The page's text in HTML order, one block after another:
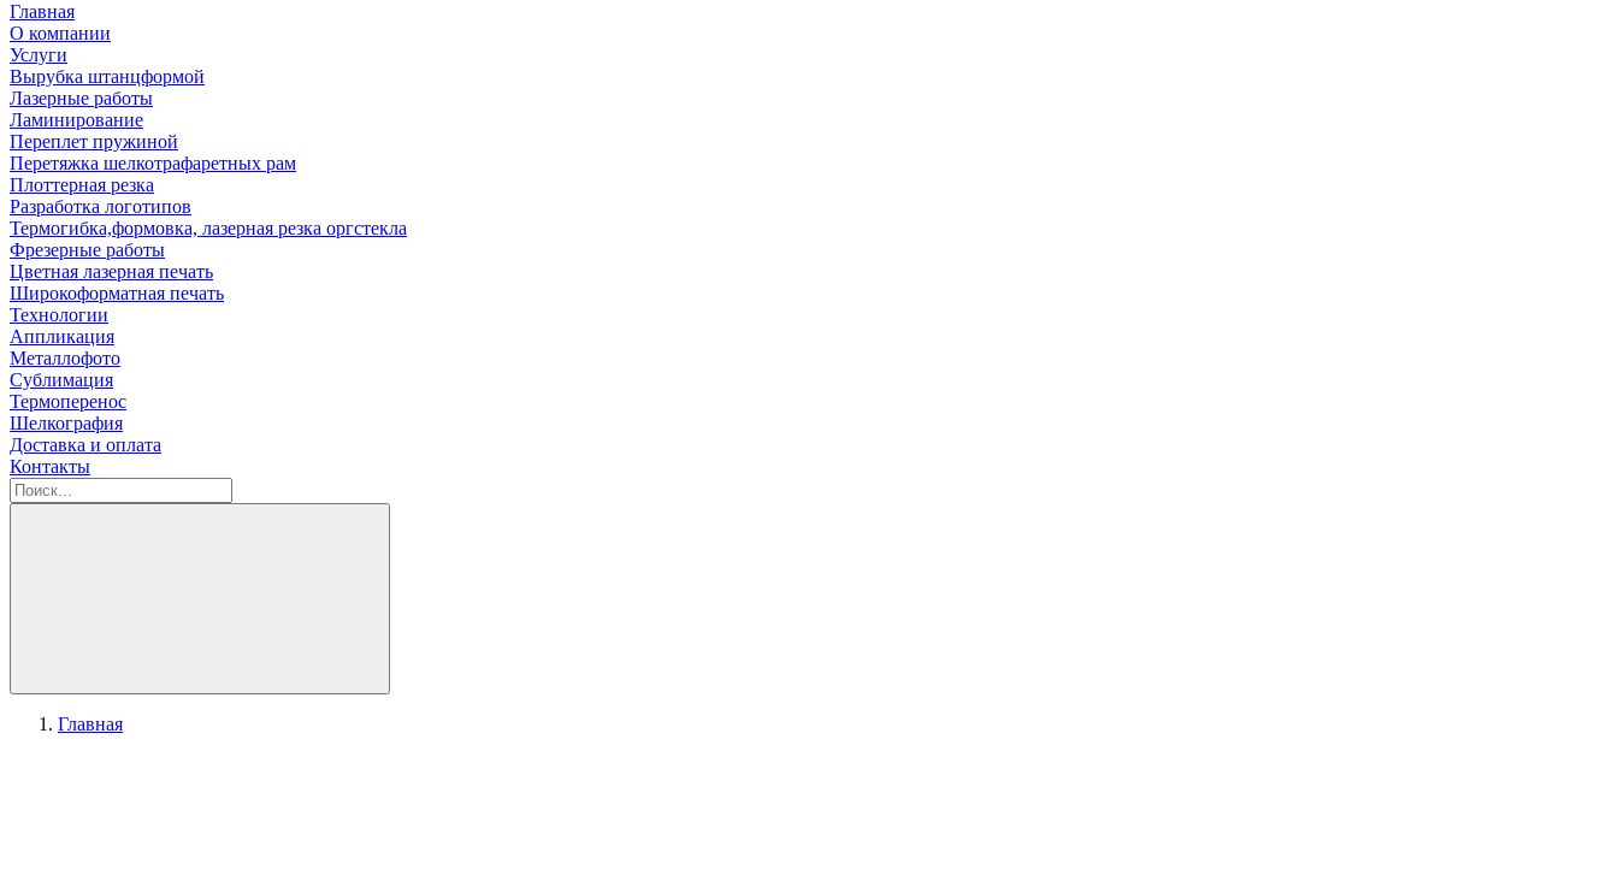
Главная
О компании
Услуги
Вырубка штанцформой
Лазерные работы
Ламинирование
Переплет пружиной
Перетяжка шелкотрафаретных рам
Плоттерная резка
Разработка логотипов
Термогибка,формовка, лазерная резка оргстекла
Фрезерные работы
Цветная лазерная печать
Широкоформатная печать
Технологии
Аппликация
Металлофото
Сублимация
Термоперенос
Шелкография
Доставка и оплата
Контакты
Главная